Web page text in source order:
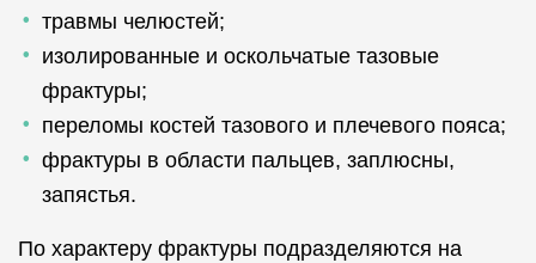
травмы челюстей;
изолированные и оскольчатые тазовые
фрактуры;
переломы костей тазового и плечевого пояса;
фрактуры в области пальцев, заплюсны,
запястья.
По характеру фрактуры подразделяются на